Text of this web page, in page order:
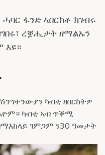
ፋንድ ኣበርክቶ ክገብሩ
ረቛሒታት ዘማልኡን
እዩ።
ካብቲ ዘበርከትዎ
ካብቲ ኣብ ጥቕሚ
ገምጋም ን30 ዓመታት